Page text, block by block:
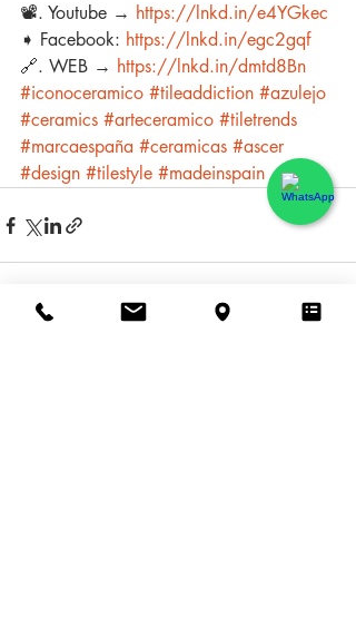
📽️. Youtube → https://lnkd.in/e4YGkec
➧ Facebook: https://lnkd.in/egc2gqf
🔗. WEB → https://lnkd.in/dmtd8Bn
#iconoceramico #tileaddiction #azulejo
#ceramics #arteceramico #tiletrends
#marcaespaña #ceramicas #ascer
#design #tilestyle #madeinspain